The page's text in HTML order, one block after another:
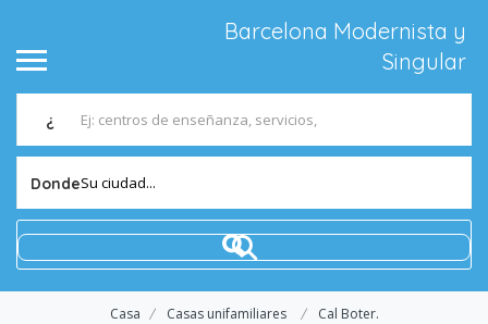
Barcelona Modernista y
Singular
¿
DondeSu ciudad...
Casa Casas unifamiliares Cal Boter.